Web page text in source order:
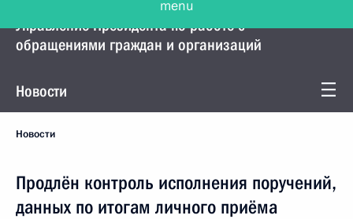
Управление Президента по работе с
обращениями граждан и организаций
Новости
Новости
Продлён контроль исполнения поручений,
данных по итогам личного приёма